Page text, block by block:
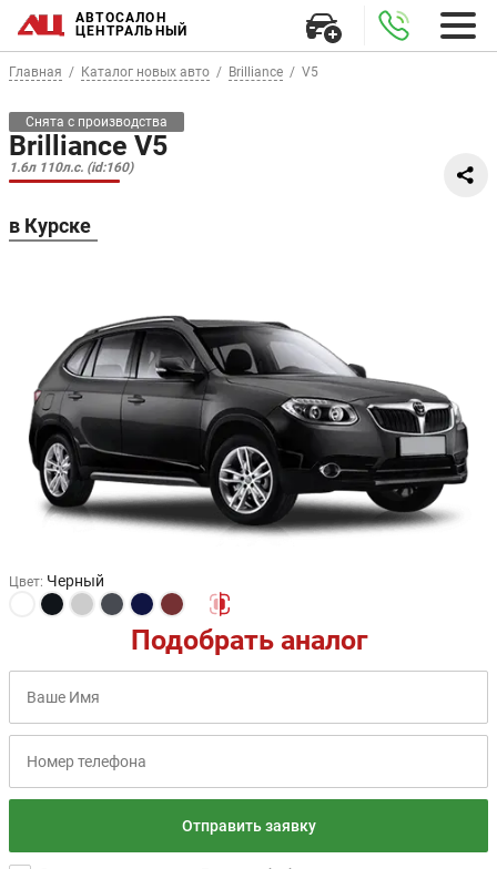
АВТОСАЛОН
ЦЕНТРАЛЬНЫЙ
Главная Каталог новых авто Brilliance V5
Снята с производства
Brilliance V5
1.6л 110л.с. (id:160)
в Курске
Цвет: Черный
Подобрать аналог
Отправить заявку